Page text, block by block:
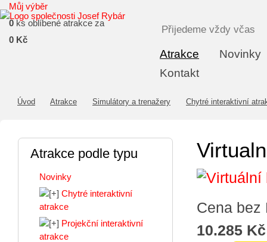
Atrakce
Novinky
Kontakt
Můj výběr
0 ks oblíbené atrakce za
0 Kč
Přijedeme vždy včas
Úvod Atrakce Simulátory a trenažery Chytré interaktivní
Cena
10.285 Kč
Atrakce podle typu
Novinky
Chytré interaktivní
atrakce
Projekční interaktivní
atrakce